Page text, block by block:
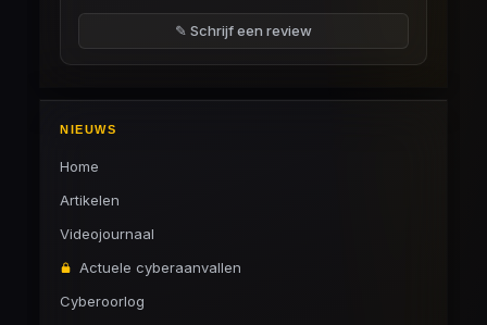
✎ Schrijf een review
NIEUWS
Home
Artikelen
Videojournaal
Actuele cyberaanvallen
Cyberoorlog